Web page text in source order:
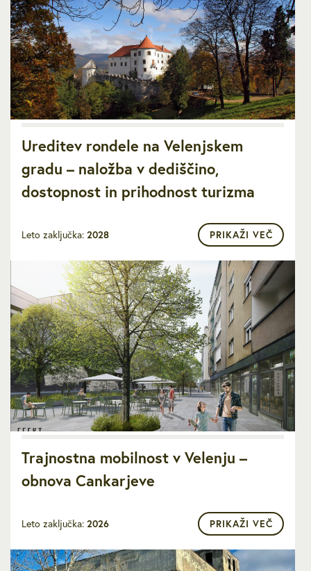
Ureditev rondele na Velenjskem
gradu – naložba v dediščino,
dostopnost in prihodnost turizma
Leto zaključka: 2028 PRIKAŽI VEČ
Trajnostna mobilnost v Velenju –
obnova Cankarjeve
Leto zaključka: 2026 PRIKAŽI VEČ